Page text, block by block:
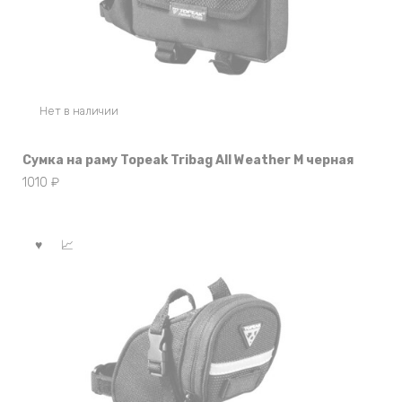
Нет в наличии
Сумка на раму Topeak Tribag All Weather M черная
1010 ₽